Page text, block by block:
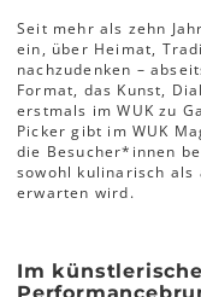
Seit mehr als zehn
ein, über Heimat,
nachzudenken –
Format, das Kunst,
erstmals im WUK zu
Picker gibt im WUK
die Besucher*innen
sowohl kulinarisch als
erwarten wird.
Im